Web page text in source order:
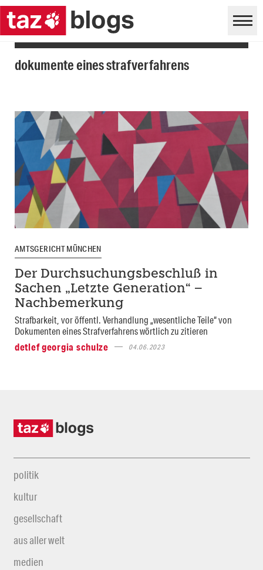
dokumente eines strafverfahrens
AMTSGERICHT MÜNCHEN
Der Durchsuchungsbeschluß in
Sachen „Letzte Generation“ –
Nachbemerkung
Strafbarkeit, vor öffentl. Verhandlung „wesentliche Teile“ von
Dokumenten eines Strafverfahrens wörtlich zu zitieren
detlef georgia schulze
04.06.2023
politik
kultur
gesellschaft
aus aller welt
medien